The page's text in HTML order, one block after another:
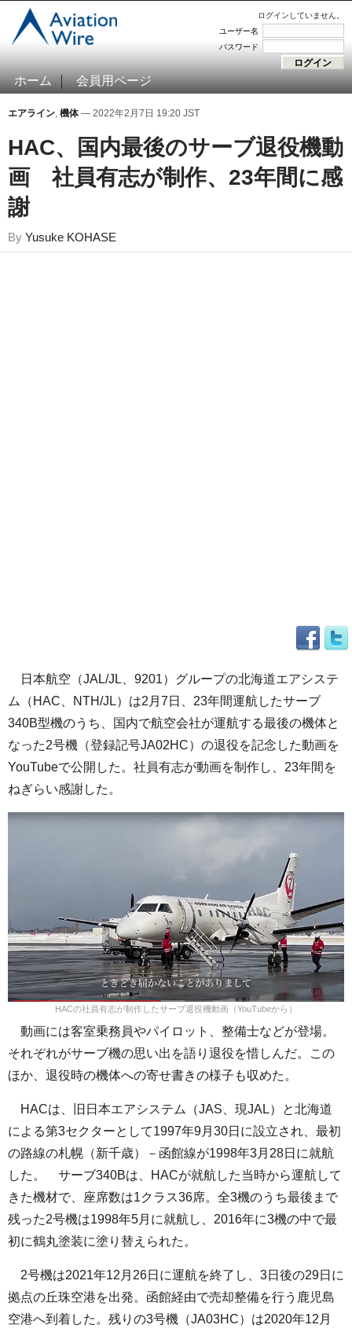
ログインしていません。
ユーザー名
パスワード
ホーム 会員用ページ
エアライン, 機体— 2022年2月7日 19:20 JST
HAC、国内最後のサーブ退役機動
画 社員有志が制作、23年間に感
謝
By Yusuke KOHASE
日本航空（JAL/JL、9201）グループの北海道エアシステ
ム（HAC、NTH/JL）は2月7日、23年間運航したサーブ
340B型機のうち、国内で航空会社が運航する最後の機体と
なった2号機（登録記号JA02HC）の退役を記念した動画を
YouTubeで公開した。社員有志が動画を制作し、23年間を
ねぎらい感謝した。
HACの社員有志が制作したサーブ退役機動画（YouTubeから）
動画には客室乗務員やパイロット、整備士などが登場。
それぞれがサーブ機の思い出を語り退役を惜しんだ。この
ほか、退役時の機体への寄せ書きの様子も収めた。
HACは、旧日本エアシステム（JAS、現JAL）と北海道
による第3セクターとして1997年9月30日に設立され、最初
の路線の札幌（新千歳）－函館線が1998年3月28日に就航
した。 サーブ340Bは、HACが就航した当時から運航して
きた機材で、座席数は1クラス36席。全3機のうち最後まで
残った2号機は1998年5月に就航し、2016年に3機の中で最
初に鶴丸塗装に塗り替えられた。
2号機は2021年12月26日に運航を終了し、3日後の29日に
拠点の丘珠空港を出発。函館経由で売却整備を行う鹿児島
空港へ到着した。残りの3号機（JA03HC）は2020年12月